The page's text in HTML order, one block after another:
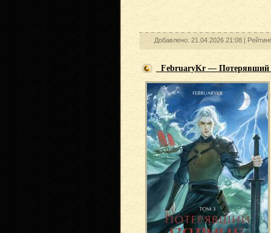
Добавлено: 21.04.2026 21:08 |
FebruaryKr — Потерявший